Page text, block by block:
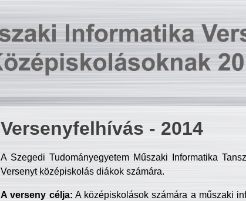
Versenyfelhívás - 2014
A Szegedi Tudományegyetem Műszaki Informatika
Versenyt középiskolás diákok számára.
A verseny célja: A középiskolások számára a műszaki